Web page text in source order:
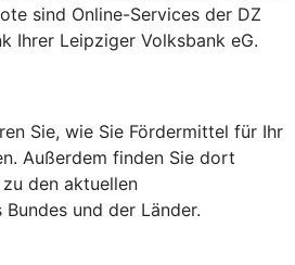
sind Online-Services der DZ
Ihrer Leipziger Volksbank eG.
Sie, wie Sie Fördermittel für Ihr
Außerdem finden Sie dort
den aktuellen
und der Länder.